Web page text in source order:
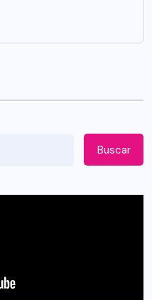
Buscar